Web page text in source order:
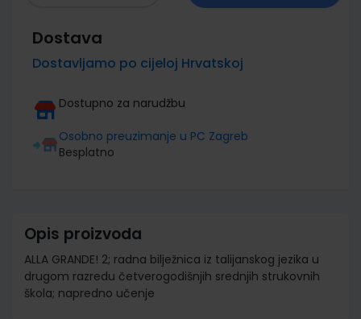
Dostava
Dostavljamo po cijeloj Hrvatskoj
Dostupno za narudžbu
Osobno preuzimanje u PC Zagreb
Besplatno
Opis proizvoda
ALLA GRANDE! 2; radna bilježnica iz talijanskog jezika u
drugom razredu četverogodišnjih srednjih strukovnih
škola; napredno učenje